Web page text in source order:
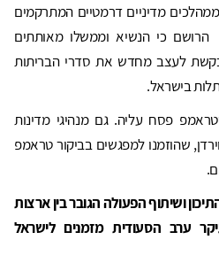
מדיניים דרמטיים המתרקמים
כי הנשיא וממשלו מאותתים
לעצב מחדש את סדרי הבריתות
בישראל.
פסח עליה. גם מנהיגי מדינות
שהוזמנו למפגשים בביקור טראמפ
ושיתוף הפעולה הגובר בין ארצות
ערב הסעודית מזמנים לישראל